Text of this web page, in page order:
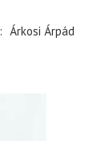
Árkosi Árpád